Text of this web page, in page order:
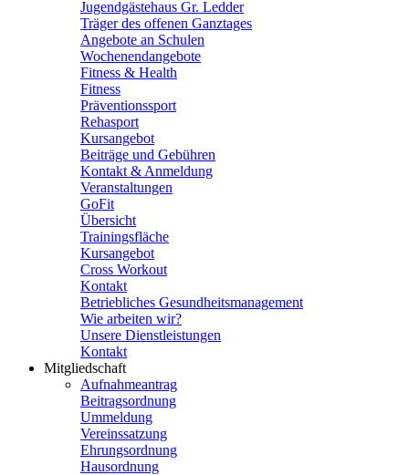
Jugendgästehaus Gr. Ledder
Träger des offenen Ganztages
Angebote an Schulen
Wochenendangebote
Fitness & Health
Fitness
Präventionssport
Rehasport
Kursangebot
Beiträge und Gebühren
Kontakt & Anmeldung
Veranstaltungen
GoFit
Übersicht
Trainingsfläche
Kursangebot
Cross Workout
Kontakt
Betriebliches Gesundheitsmanagement
Wie arbeiten wir?
Unsere Dienstleistungen
Kontakt
Mitgliedschaft
Aufnahmeantrag
Beitragsordnung
Ummeldung
Vereinssatzung
Ehrungsordnung
Hausordnung